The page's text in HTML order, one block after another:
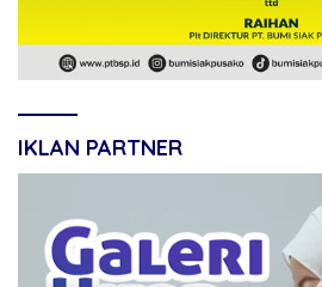
IKLAN PARTNER